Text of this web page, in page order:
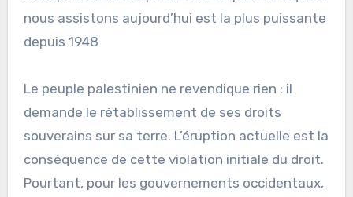
nous assistons aujourd’hui est la plus puissante
depuis 1948
Le peuple palestinien ne revendique rien : il
demande le rétablissement de ses droits
souverains sur sa terre. L’éruption actuelle est la
conséquence de cette violation initiale du droit.
Pourtant, pour les gouvernements occidentaux,